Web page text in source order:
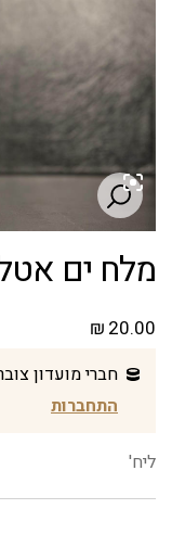
מלח ים
₪ 20.00
חברי מועדון צוברים 2 נקודות בקנית
התחברות
ליח'